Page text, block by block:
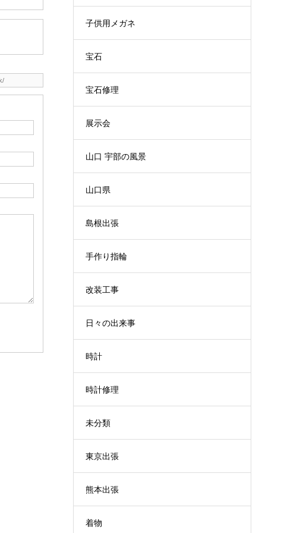
子供用メガネ
宝石
宝石修理
展示会
山口 宇部の風景
山口県
島根出張
手作り指輪
改装工事
日々の出来事
時計
時計修理
未分類
東京出張
熊本出張
着物